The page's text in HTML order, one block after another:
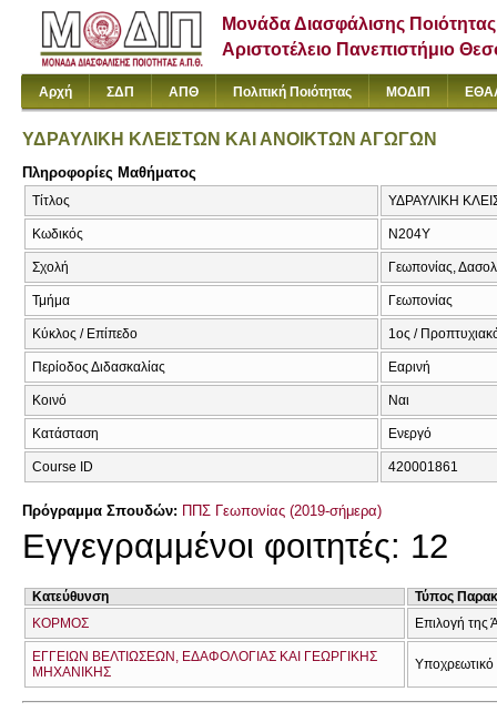
Μονάδα Διασφάλισης Ποιότητας
Αριστοτέλειο Πανεπιστήμιο
Αρχή ΣΔΠ ΑΠΘ Πολιτική Ποιότητας ΜΟΔΙΠ
ΥΔΡΑΥΛΙΚΗ ΚΛΕΙΣΤΩΝ ΚΑΙ ΑΝΟΙΚΤΩΝ ΑΓΩΓΩΝ
Πληροφορίες Μαθήματος
Τίτλος ΥΔΡΑΥΛΙΚΗ
Κωδικός Ν204Υ
Σχολή Γεωπονίας,
Τμήμα Γεωπονίας
Κύκλος / Επίπεδο 1ος /
Περίοδος Διδασκαλίας Εαρινή
Κοινό Ναι
Κατάσταση Ενεργό
Course ID 420001861
Πρόγραμμα Σπουδών: ΠΠΣ Γεωπονίας (2019-σήμερα)
Εγγεγραμμένοι φοιτητές: 12
Κατεύθυνση
Τύπος
ΚΟΡΜΟΣ
Επιλογή της
ΕΓΓΕΙΩΝ ΒΕΛΤΙΩΣΕΩΝ, ΕΔΑΦΟΛΟΓΙΑΣ ΚΑΙ ΓΕΩΡΓΙΚΗΣ
ΜΗΧΑΝΙΚΗΣ